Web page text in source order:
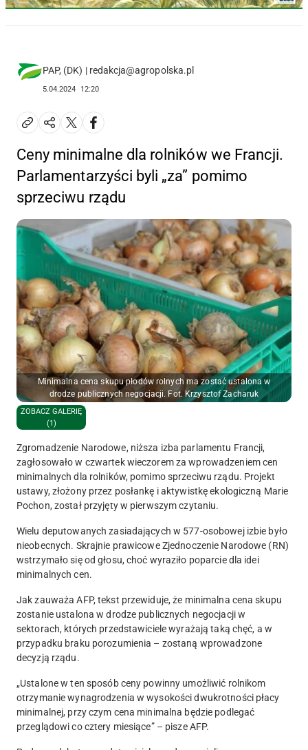
PAP, (DK) | redakcja@agropolska.pl
5.04.2024 12:20
Ceny minimalne dla rolników we Francji.
Parlamentarzyści byli „za” pomimo
sprzeciwu rządu
Minimalna cena skupu płodów rolnych ma zostać ustalona w
drodze publicznych negocjacji. Fot. Krzysztof Zacharuk
ZOBACZ GALERIĘ
(1)
Zgromadzenie Narodowe, niższa izba parlamentu Francji,
zagłosowało w czwartek wieczorem za wprowadzeniem cen
minimalnych dla rolników, pomimo sprzeciwu rządu. Projekt
ustawy, złożony przez posłankę i aktywistkę ekologiczną Marie
Pochon, został przyjęty w pierwszym czytaniu.
Wielu deputowanych zasiadających w 577-osobowej izbie było
nieobecnych. Skrajnie prawicowe Zjednoczenie Narodowe (RN)
wstrzymało się od głosu, choć wyraziło poparcie dla idei
minimalnych cen.
Jak zauważa AFP, tekst przewiduje, że minimalna cena skupu
zostanie ustalona w drodze publicznych negocjacjiw
sektorach, których przedstawiciele wyrażają taką chęć, a w
przypadku braku porozumienia – zostaną wprowadzone
decyzją rządu.
„Ustalone w ten sposóbceny powinny umożliwić rolnikom
otrzymanie wynagrodzenia w wysokości dwukrotności płacy
minimalnej, przy czym cena minimalna będzie podlegać
przeglądowi co cztery miesiące” – pisze AFP.